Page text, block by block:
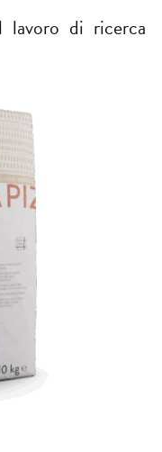
lavoro di ricerca